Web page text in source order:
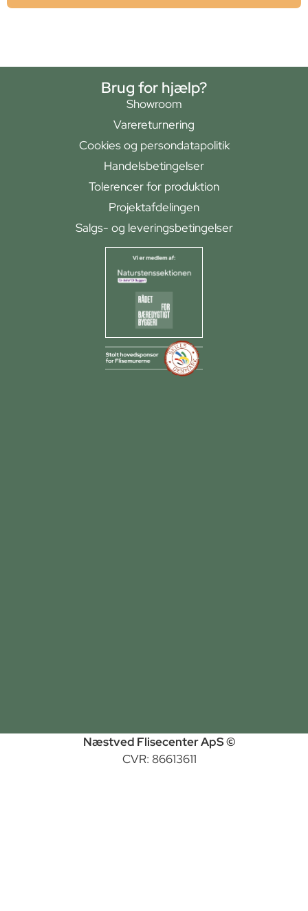
Brug for hjælp?
Showroom
Varereturnering
Cookies og persondatapolitik
Handelsbetingelser
Tolerencer for produktion
Projektafdelingen
Salgs- og leveringsbetingelser
Næstved Flisecenter ApS ©
CVR: 86613611